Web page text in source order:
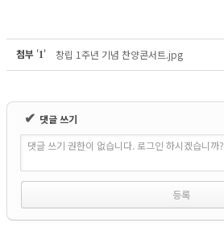
첨부 '1' 창립 1주년 기념 찬양콘서트.jpg
✔ 댓글 쓰기
댓글 쓰기 권한이 없습니다. 로그인 하시겠습니까?